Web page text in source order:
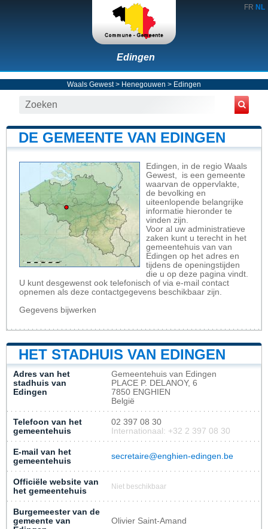
FR NL
Edingen
Waals Gewest> Henegouwen > Edingen
DE GEMEENTE VAN EDINGEN
Edingen, in de regio Waals
Gewest, is een gemeente
waarvan de oppervlakte,
de bevolking en
uiteenlopende belangrijke
informatie hieronder te
vinden zijn.
Voor al uw administratieve
zaken kunt u terecht in het
gemeentehuis van van
Edingen op het adres en
tijdens de openingstijden
die u op deze pagina vindt.
U kunt desgewenst ook telefonisch of via e-mail contact
opnemen als deze contactgegevens beschikbaar zijn.
Gegevens bijwerken
HET STADHUIS VAN EDINGEN
Adres van het
stadhuis van
Edingen
Gemeentehuis van Edingen
PLACE P. DELANOY, 6
7850 ENGHIEN
België
Telefoon van het
gemeentehuis
02 397 08 30
Internationaal: +32 2 397 08 30
E-mail van het
gemeentehuis
secretaire@enghien-edingen.be
Officiële website van
het gemeentehuis
Niet beschikbaar
Burgemeester van de
gemeente van
Olivier Saint-Amand